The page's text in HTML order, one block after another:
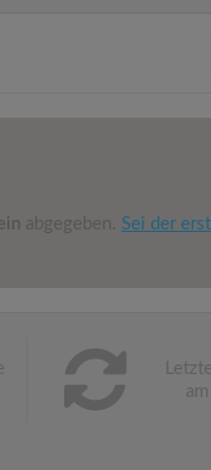
abgegeben. Sei der
am